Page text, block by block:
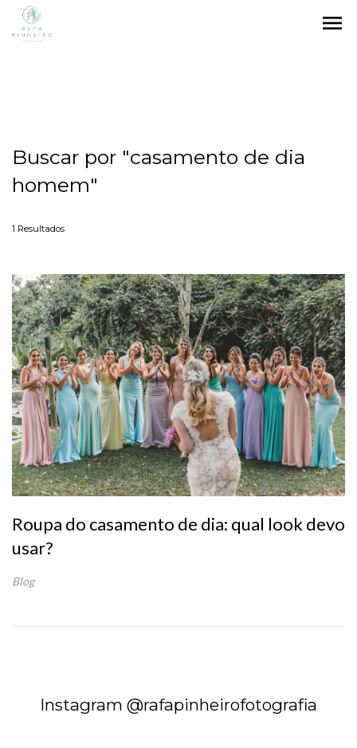
menu
Buscar por "casamento de dia
homem"
1 Resultados
Roupa do casamento de dia: qual look devo
usar?
Blog
Instagram @rafapinheirofotografia